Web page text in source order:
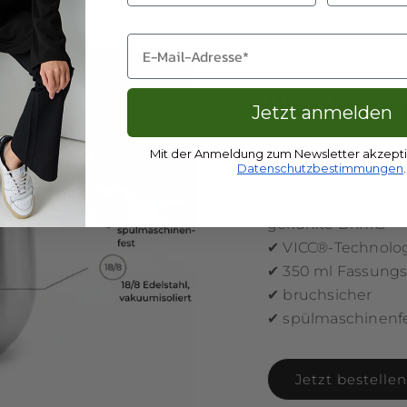
Was ihn
macht:
✔
gekühlte Drinks
✔ VICC®-
✔ 350 ml
✔ bruchsicher
✔
Jetzt bestellen
Email
Jetzt anmelden
Mit der Anmeldung zum Newsletter
Datenschutzbestimmungen